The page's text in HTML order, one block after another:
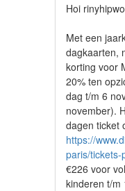
Hoi
Met een
dagkaarten,
korting voor
20% ten
dag t/m 6
november).
dagen ticket
https://
paris/tickets-
€226 voor
kinderen t/m